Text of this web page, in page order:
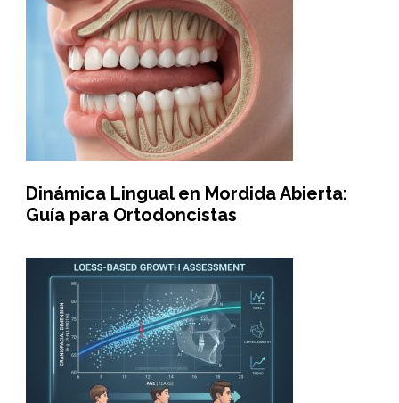
Dinámica Lingual en Mordida Abierta:
Guía para Ortodoncistas